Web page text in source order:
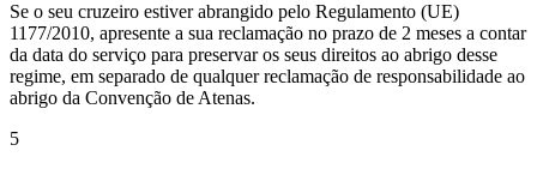
Se o seu cruzeiro estiver abrangido pelo Regulamento (UE)
1177/2010, apresente a sua reclamação no prazo de 2 meses a contar
da data do serviço para preservar os seus direitos ao abrigo desse
regime, em separado de qualquer reclamação de responsabilidade ao
abrigo da Convenção de Atenas.
5